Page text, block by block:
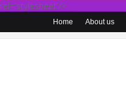
rel='stylesheet'/>
Home About us